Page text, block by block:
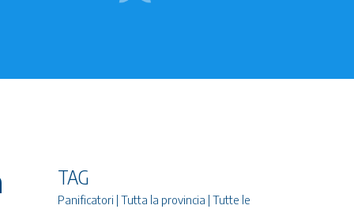
TAG
Panificatori | Tutta la provincia | Tutte le